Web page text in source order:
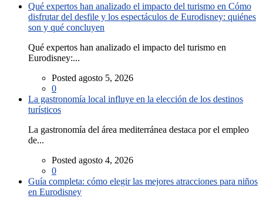
Qué expertos han analizado el impacto del turismo en Cómo
disfrutar del desfile y los espectáculos de Eurodisney: quiénes
son y qué concluyen
Qué expertos han analizado el impacto del turismo en
Eurodisney:...
Posted agosto 5, 2026
0
La gastronomía local influye en la elección de los destinos
turísticos
La gastronomía del área mediterránea destaca por el empleo
de...
Posted agosto 4, 2026
0
Guía completa: cómo elegir las mejores atracciones para niños
en Eurodisney